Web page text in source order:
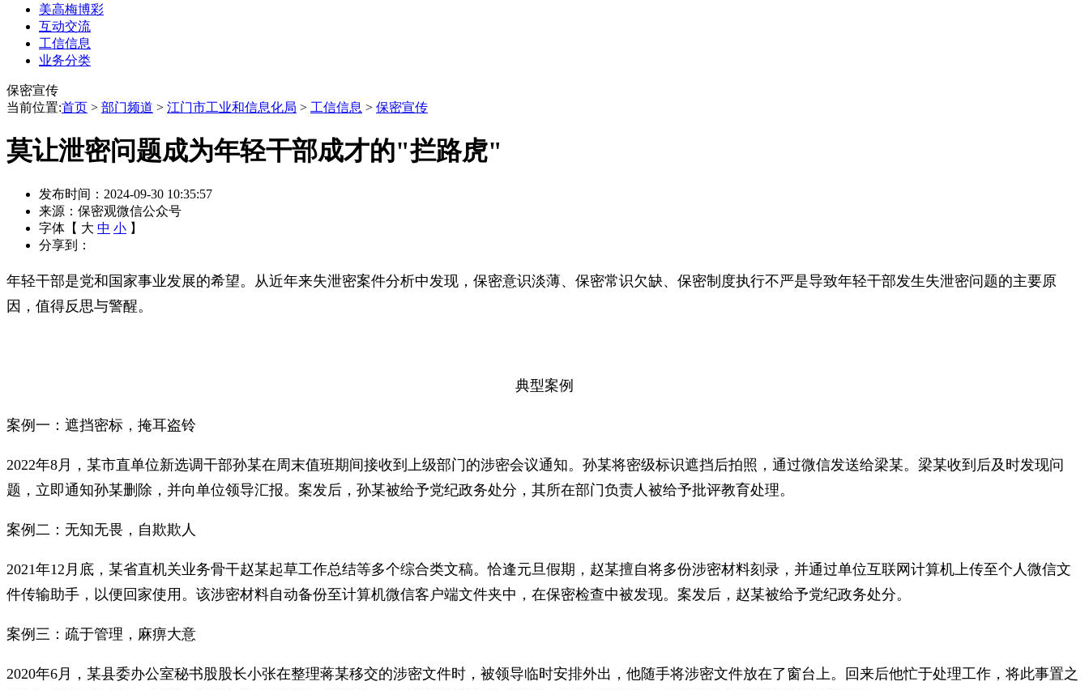
美高梅博彩
互动交流
工信信息
业务分类
保密宣传
当前位置:首页 > 部门频道 > 江门市工业和信息化局 > 工信信息 > 保密宣传
莫让泄密问题成为年轻干部成才的"拦路虎"
发布时间：2024-09-30 10:35:57
来源：保密观微信公众号
字体【 大 中 小 】
分享到：
年轻干部是党和国家事业发展的希望。从近年来失泄密案件分析中发现，保密意识淡薄、保密常识欠缺、保密制度执行不严是导致年轻干部发生失泄密问题的主要原
因，值得反思与警醒。
典型案例
案例一：遮挡密标，掩耳盗铃
2022年8月，某市直单位新选调干部孙某在周末值班期间接收到上级部门的涉密会议通知。孙某将密级标识遮挡后拍照，通过微信发送给梁某。梁某收到后及时发现问
题，立即通知孙某删除，并向单位领导汇报。案发后，孙某被给予党纪政务处分，其所在部门负责人被给予批评教育处理。
案例二：无知无畏，自欺欺人
2021年12月底，某省直机关业务骨干赵某起草工作总结等多个综合类文稿。恰逢元旦假期，赵某擅自将多份涉密材料刻录，并通过单位互联网计算机上传至个人微信文
件传输助手，以便回家使用。该涉密材料自动备份至计算机微信客户端文件夹中，在保密检查中被发现。案发后，赵某被给予党纪政务处分。
案例三：疏于管理，麻痹大意
2020年6月，某县委办公室秘书股股长小张在整理蒋某移交的涉密文件时，被领导临时安排外出，他随手将涉密文件放在了窗台上。回来后他忙于处理工作，将此事置之